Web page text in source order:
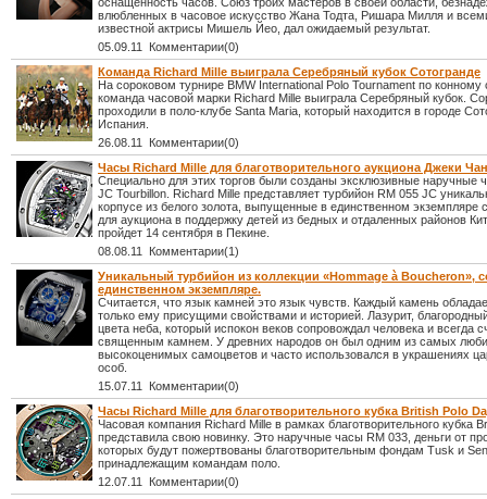
влюбленных в часовое искусство Жана Тодта, Ришара Милля и
известной актрисы Мишель Йео, дал ожидаемый результат.
05.09.11 Комментарии(0)
Команда Richard Mille выиграла Серебряный кубок Сотогранде
На сороковом турнире BMW International Polo Tournament по конному
команда часовой марки Richard Mille выиграла Серебряный кубок.
проходили в поло-клубе Santa Maria, который находится в городе
Испания.
26.08.11 Комментарии(0)
Часы Richard Mille для благотворительного аукциона Джеки
Специально для этих торгов были созданы эксклюзивные наручные
JC Tourbillon. Richard Mille представляет турбийон RM 055 JC
корпусе из белого золота, выпущенные в единственном экземпляре
для аукциона в поддержку детей из бедных и отдаленных районов
пройдет 14 сентября в Пекине.
08.08.11 Комментарии(1)
Уникальный турбийон из коллекции «Hommage à Boucheron»,
единственном экземпляре.
Считается, что язык камней это язык чувств. Каждый камень
только ему присущими свойствами и историей. Лазурит,
цвета неба, который испокон веков сопровождал человека и всегда
священным камнем. У древних народов он был одним из самых
высокоценимых самоцветов и часто использовался в украшениях
особ.
15.07.11 Комментарии(0)
Часы Richard Mille для благотворительного кубка British Polo
Часовая компания Richard Mille в рамках благотворительного кубка
представила свою новинку. Это наручные часы RM 033, деньги от
которых будут пожертвованы благотворительным фондам Tusk и
принадлежащим командам поло.
12.07.11 Комментарии(0)